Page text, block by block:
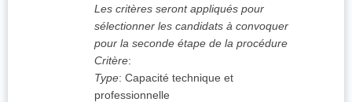
Les critères seront appliqués pour
sélectionner les candidats à convoquer
pour la seconde étape de la procédure
Critère:
Type: Capacité technique et
professionnelle